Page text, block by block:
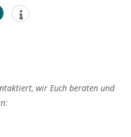
wir Euch beraten und